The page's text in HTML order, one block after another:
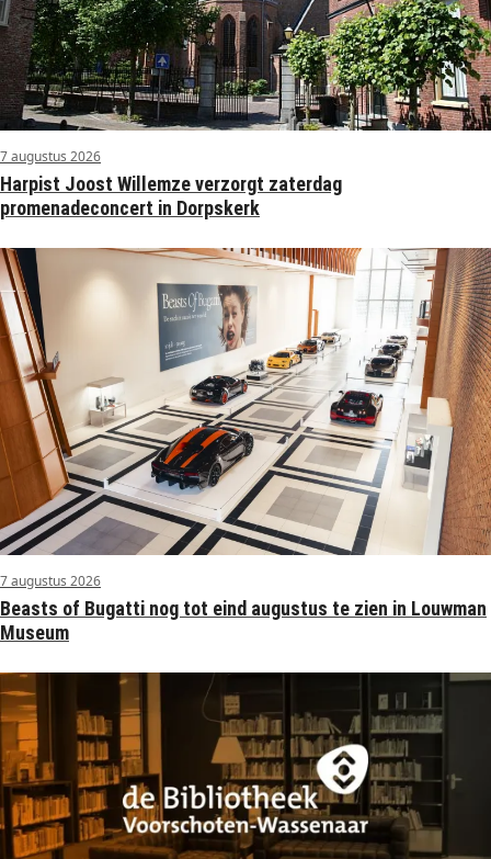
7 augustus 2026
Harpist Joost Willemze verzorgt zaterdag
promenadeconcert in Dorpskerk
7 augustus 2026
Beasts of Bugatti nog tot eind augustus te zien in Louwman
Museum